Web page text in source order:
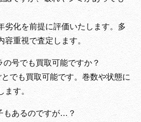
劣化を前提に評価いたします。多
重視で査定します。
号でも買取可能ですか？
でも買取可能です。巻数や状態に
ます。
もあるのですが…？